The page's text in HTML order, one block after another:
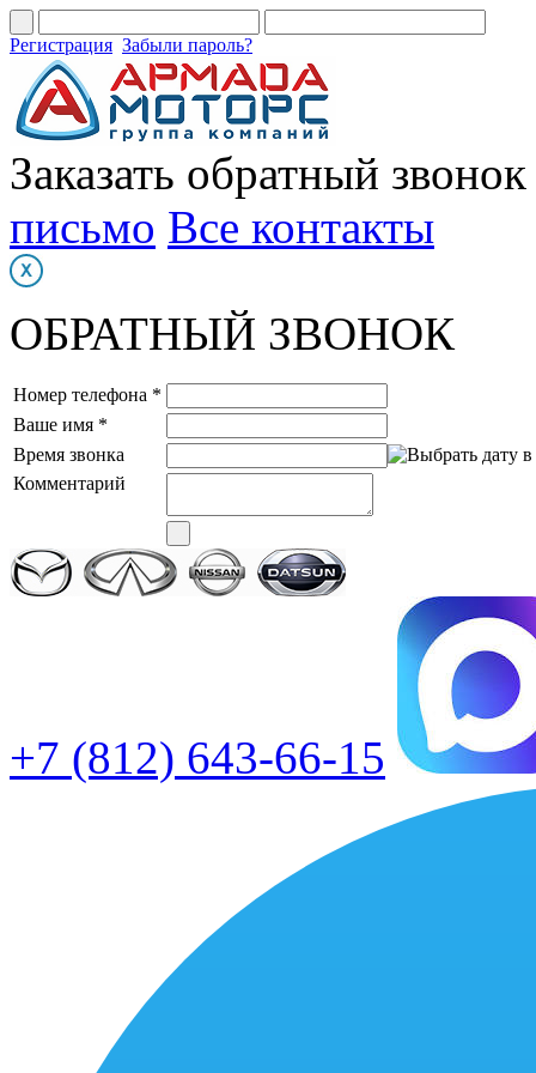
Регистрация Забыли пароль?
Заказать обратный звонок
письмо Все контакты
ОБРАТНЫЙ ЗВОНОК
Номер телефона *
Ваше имя *
Время звонка
Комментарий
+7 (812) 643-66-15